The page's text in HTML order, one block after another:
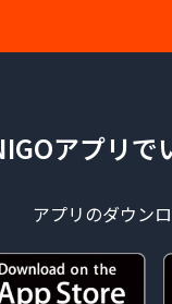
アプリで
アプリのダウン